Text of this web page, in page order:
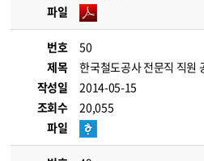
파일
번호
50
제목
한국철도공사 전문직 직원
작성일
2014-05-15
조회수
20,055
파일